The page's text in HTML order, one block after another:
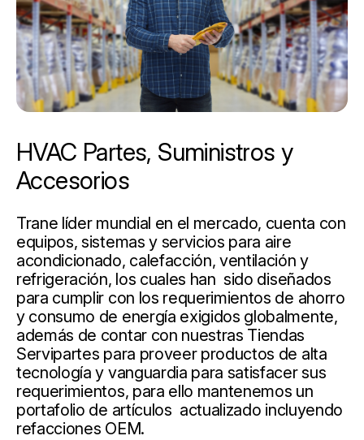
HVAC Partes, Suministros y
Accesorios
Trane líder mundial en el mercado, cuenta con
equipos, sistemas y servicios para aire
acondicionado, calefacción, ventilación y
refrigeración, los cuales han sido diseñados
para cumplir con los requerimientos de ahorro
y consumo de energía exigidos globalmente,
además de contar con nuestras Tiendas
Servipartes para proveer productos de alta
tecnología y vanguardia para satisfacer sus
requerimientos, para ello mantenemos un
portafolio de artículos actualizado incluyendo
refacciones OEM.